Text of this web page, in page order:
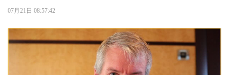
07月21日 08:57:42